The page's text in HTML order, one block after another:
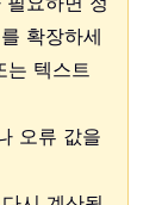
확장하세
는 텍스트
오류 값을